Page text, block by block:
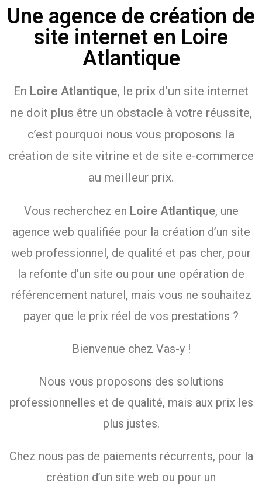
Une agence de création de
site internet en Loire
Atlantique
En Loire Atlantique, le prix d’un site internet
ne doit plus être un obstacle à votre réussite,
c’est pourquoi nous vous proposons la
création de site vitrine et de site e-commerce
au meilleur prix.
Vous recherchez en Loire Atlantique, une
agence web qualifiée pour la création d’un site
web professionnel, de qualité et pas cher, pour
la refonte d’un site ou pour une opération de
référencement naturel, mais vous ne souhaitez
payer que le prix réel de vos prestations ?
Bienvenue chez Vas-y !
Nous vous proposons des solutions
professionnelles et de qualité, mais aux prix les
plus justes.
Chez nous pas de paiements récurrents, pour la
création d’un site web ou pour un